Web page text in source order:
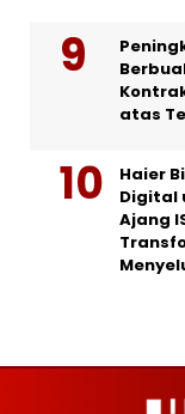
atas
Haier
Digital
Ajang